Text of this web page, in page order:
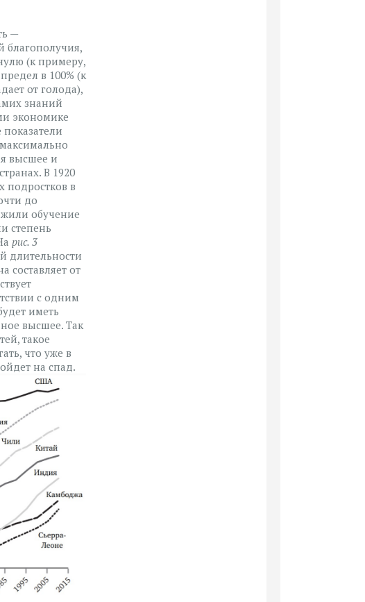
—
благополучия,
(к примеру,
в 100% (к
от голода),
знаний
экономике
высшее и
В 1920
подростков в
до
обучение
степень
рис. 3
длительности
составляет от
с одним
иметь
высшее. Так
такое
что уже в
на спад.